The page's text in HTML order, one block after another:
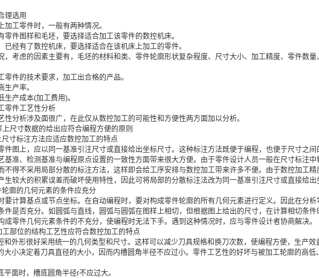
理选用
加工零件时，一般有两种情况。
零件图样和毛坯，要选择适合加工该零件的数控机床。
已经有了数控机床，要选择适合在该机床上加工的零件。
，考虑的因素主要有，毛坯的材料和类、零件轮廓形状复杂程度、尺寸大小、加工精度、零件数
件的技术要求，加工出合格的产品。
产率。
产成本(加工费用)。
零件工艺性分析
性分析涉及面很广，在此仅从数控加工的可能性和方便性两方面加以分析。
尺寸数据的给出应符合编程方便的原则
寸标注方法应适应数控加工的特点
件图上，应以同一基准引注尺寸或直接给出坐标尺寸。这种标注方法既便于编程，也便于尺寸之
基准、检测基准与编程原点设置的一致性方面带来很大方便。由于零件设计人员一般在尺寸标注中
不得不采用局部分散的标注方法，这样即会给工序安排与数控加工带来许多不便。由于数控加工精
生较大的积累误差而破坏使用特性，因此可将局部的分散标注法改为同一基准引注尺寸或直接给出
廓的几何元素的条件应充分
要计算基点或节点坐标。在自动编程时，要对构成零件轮廓的所有几何元素进行定义。因此在分析
件是否充分。如圆弧与直线，圆弧与圆弧在图样上相切，但根据图上给出的尺寸，在计算相切条件
成零件几何元素条件的不充分，使编程时无法下手。遇到这种情况时，应与零件设计者协商解决。
工部位的结构工艺性应符合数控加工的特点
和外形很好采用统一的几何类型和尺寸。这样可以减少刀具规格和换刀次数，使编程方便，生产效
大小决定着刀具直径的大小，因而内槽圆角半径不应过小。零件工艺性的好坏与被加工轮廓的高低
平面时，槽底圆角半径r不应过大。